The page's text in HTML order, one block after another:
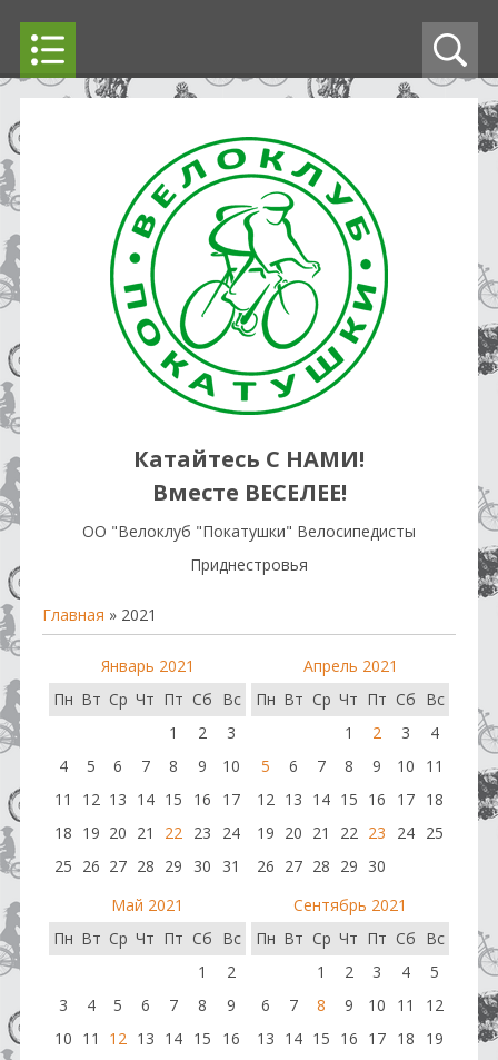
Катайтесь С НАМИ!
Вместе ВЕСЕЛЕЕ!
OO "Велоклуб "Покатушки" Велосипедисты
Приднестровья
Главная » 2021
Январь 2021
Пн Вт Ср Чт Пт Сб Вс
1
2
3
4
5 6 7 8 9
10
11
12 13 14 15 16
17
18 19 20 21 22 23
24
25 26 27 28 29 30 31
Апрель 2021
Пн Вт Ср Чт Пт Сб Вс
1
2 3
4
5
6 7 8 9 10
11
12 13 14 15 16 17 18
19 20 21 22 23 24 25
26 27 28 29 30
Май 2021
Пн Вт Ср Чт Пт Сб Вс
1
2
3
4 5 6 7 8
9
10 11 12 13 14 15
16
Сентябрь 2021
Пн Вт Ср Чт Пт Сб Вс
1
2 3 4
5
6
7 8 9 10 11
12
13 14 15 16 17 18
19